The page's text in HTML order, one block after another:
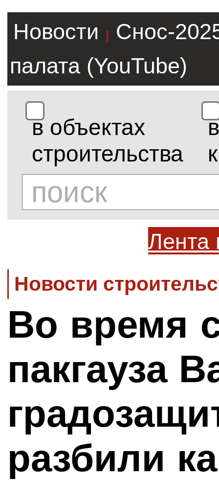
Новости |
Снос-
палата (YouTube)
в объектах
строительства
в
Лента
Новости
Во время
пакгауза
разбили